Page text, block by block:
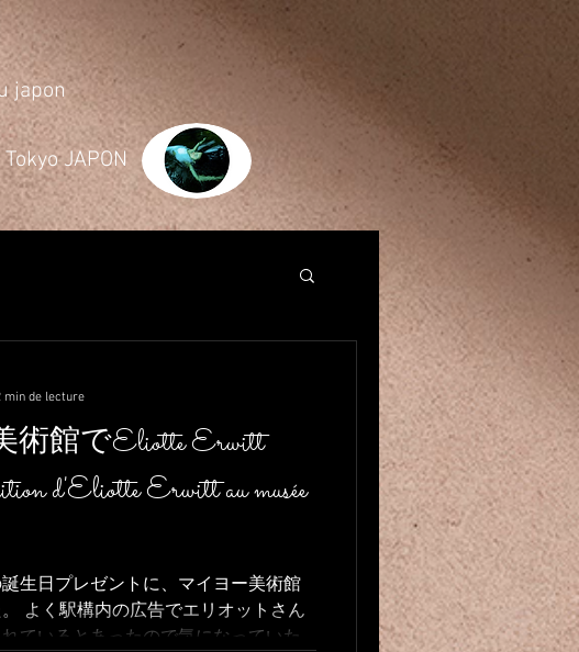
japon
JAPON
館でEliotte Erwitt
d'Eliotte Erwitt au musée
生日プレゼントに、マイヨー美術館
よく駅構内の広告でエリオットさん
ているとあったので気になっていた
min de lecture